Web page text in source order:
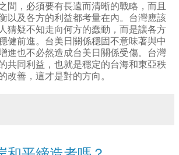
間，必須要有長遠而清晰的戰略，而且
以及各方的利益都考量在內。台灣應該
猜疑不知走向何方的蠢動，而是讓各方
健前進。台美日關係穩固不意味著與中
進也不必然造成台美日關係受傷。台灣
共同利益，也就是穩定的台海和東亞秩
改善，這才是對的方向。